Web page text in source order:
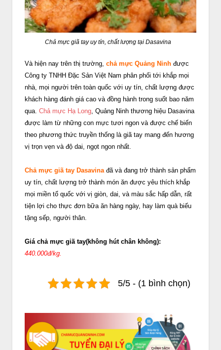
Chả mực giã tay uy tín, chất lượng tại Dasavina
Và hiện nay trên thị trường, chả mực Quảng Ninh được
Công ty TNHH Đặc Sản Việt Nam phân phối tới khắp mọi
nhà, mọi người trên toàn quốc với uy tín, chất lượng được
khách hàng đánh giá cao và đồng hành trong suốt bao năm
qua. Chả mực Hạ Long , Quảng Ninh thương hiệu Dasavina
được làm từ những con mực tươi ngon và được chế biến
theo phương thức truyền thống là giã tay mang đến hương
vị trọn vẹn và độ dai, ngọt ngon nhất.
Chả mực giã tay Dasavinađã và đang trở thành sản phẩm
uy tín, chất lượng trở thành món ăn được yêu thích khắp
mọi miền tổ quốc với vị giòn, dai, và màu sắc hấp dẫn, rất
tiện lợi cho thực đơn bữa ăn hàng ngày, hay làm quà biếu
tặng sếp, người thân.
Giá chả mực giã tay(không hút chân không):
440.000đ/kg.
5/5 - (1 bình chọn)